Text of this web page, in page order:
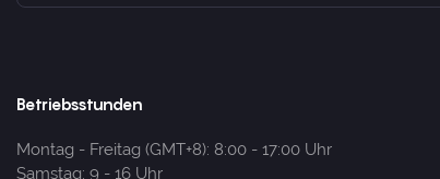
Betriebsstunden
Montag - Freitag (GMT+8): 8:00 - 17:00 Uhr
Samstag: 9 - 16 Uhr